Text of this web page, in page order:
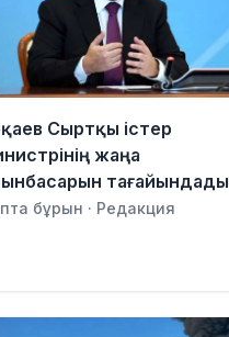
Сыртқы істер
жаңа
тағайындады
бұрын · Редакция